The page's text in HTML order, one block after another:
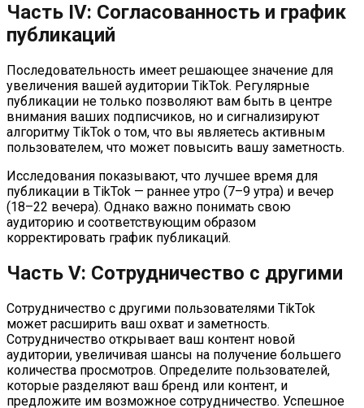
Часть IV: Согласованность и график
публикаций
Последовательность имеет решающее значение для
увеличения вашей аудитории TikTok. Регулярные
публикации не только позволяют вам быть в центре
внимания ваших подписчиков, но и сигнализируют
алгоритму TikTok о том, что вы являетесь активным
пользователем, что может повысить вашу заметность.
Исследования показывают, что лучшее время для
публикации в TikTok — раннее утро (7–9 утра) и вечер
(18–22 вечера). Однако важно понимать свою
аудиторию и соответствующим образом
корректировать график публикаций.
Часть V: Сотрудничество с другими
Сотрудничество с другими пользователями TikTok
может расширить ваш охват и заметность.
Сотрудничество открывает ваш контент новой
аудитории, увеличивая шансы на получение большего
количества просмотров. Определите пользователей,
которые разделяют ваш бренд или контент, и
предложите им возможное сотрудничество. Успешное